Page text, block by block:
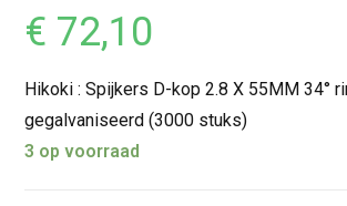
€ 72,10
Hikoki : Spijkers D-kop 2.8 X 55MM 34°
gegalvaniseerd (3000 stuks)
3 op voorraad